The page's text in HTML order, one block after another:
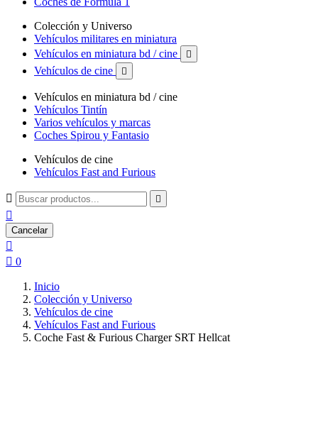
Colección y Universo
Vehículos militares en miniatura
Vehículos en miniatura bd / cine

Vehículos de cine 
Vehículos en miniatura bd / cine
Vehículos Tintín
Varios vehículos y marcas
Coches Spirou y Fantasio
Vehículos de cine
Vehículos Fast and Furious
 

Cancelar

 0
Inicio
Colección y Universo
Vehículos de cine
Vehículos Fast and Furious
Coche Fast & Furious Charger SRT Hellcat